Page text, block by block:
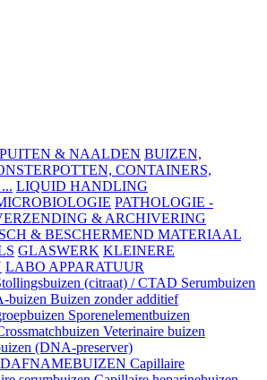
& NAALDEN BUIZEN,
CONTAINERS,
LIQUID HANDLING
PATHOLOGIE -
& ARCHIVERING
& BESCHERMEND MATERIAAL
GLASWERK KLEINERE
LABO APPARATUUR
(citraat) / CTAD Serumbuizen
buizen Buizen zonder additief
Sporenelementbuizen
Veterinaire buizen
(DNA-preserver)
Capillaire